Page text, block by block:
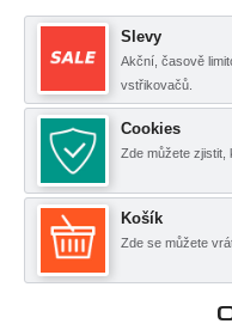
Slevy
Akční, časově
vstřikovačů.
Cookies
Zde můžete zjistit,
Košík
Zde se můžete